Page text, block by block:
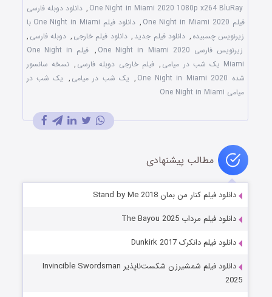
One Night in Miami 2020 1080p x264 BluRay
, دانلود دوبله فارسی
فیلم One Night in Miami 2020
,
دانلود فیلم One Night in Miami با
زیرنویس چسبیده , دانلود فیلم جدید , دانلود فیلم خارجی , دوبله فارسی ,
زیرنویس فارسی One Night in Miami 2020
,
فیلم One Night in
Miami یک شب در میامی
, فیلم خارجی دوبله فارسی , نسخه سانسور
شده One Night in Miami 2020
, یک شب در میامی , یک شب در
میامی One Night in Miami
مطالب پیشنهادی
دانلود فیلم کنار من بمان Stand by Me 2018
دانلود فیلم مرداب The Bayou 2025
دانلود فیلم دانکرک Dunkirk 2017
دانلود فیلم شمشیرزن شکست‌ناپذیر Invincible Swordsman
2025